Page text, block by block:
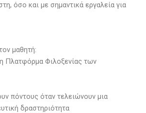
όσο και με σημαντικά εργαλεία για
μαθητή:
Πλατφόρμα Φιλοξενίας των
πόντους όταν τελειώνουν μια
δραστηριότητα